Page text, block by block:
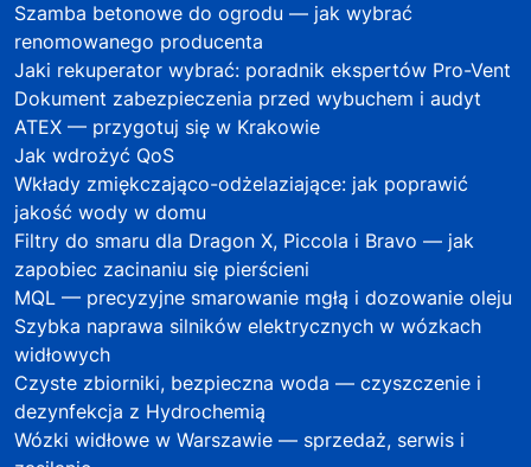
Szamba betonowe do ogrodu — jak wybrać
renomowanego producenta
Jaki rekuperator wybrać: poradnik ekspertów Pro-Vent
Dokument zabezpieczenia przed wybuchem i audyt
ATEX — przygotuj się w Krakowie
Jak wdrożyć QoS
Wkłady zmiękczająco-odżelaziające: jak poprawić
jakość wody w domu
Filtry do smaru dla Dragon X, Piccola i Bravo — jak
zapobiec zacinaniu się pierścieni
MQL — precyzyjne smarowanie mgłą i dozowanie oleju
Szybka naprawa silników elektrycznych w wózkach
widłowych
Czyste zbiorniki, bezpieczna woda — czyszczenie i
dezynfekcja z Hydrochemią
Wózki widłowe w Warszawie — sprzedaż, serwis i